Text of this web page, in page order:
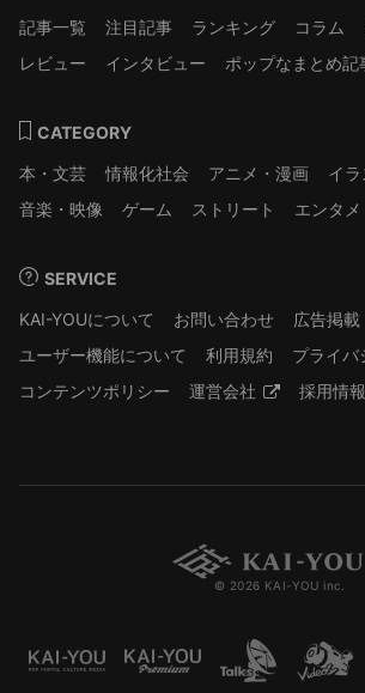
記事一覧
注目記事 ランキング コラム
レビュー
インタビュー ポップなまとめ記
CATEGORY
本・文芸
情報化社会 アニメ・漫画
イ
音楽・映像
ゲーム ストリート エンタメ
SERVICE
KAI-YOUについて
お問い合わせ
広告掲載
ユーザー機能について
利用規約
プライバ
コンテンツポリシー
運営会社 採用情報
© 2026 KAI-YOU inc.